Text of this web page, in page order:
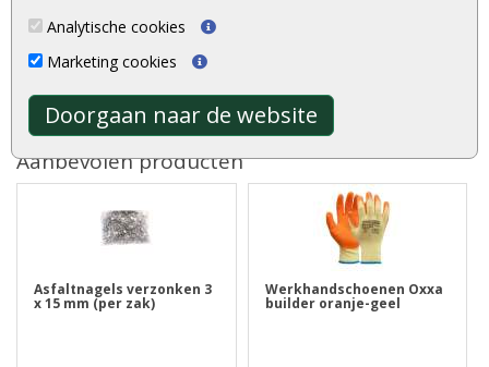
Analytische cookies
Marketing cookies
Doorgaan naar de website
Beoordelingen
Er zijn geen beoordelingen voor dit product.
Geef beoordeling
Aanbevolen producten
Asfaltnagels verzonken 3
x 15 mm (per zak)
Werkhandschoenen Oxxa
builder oranje-geel